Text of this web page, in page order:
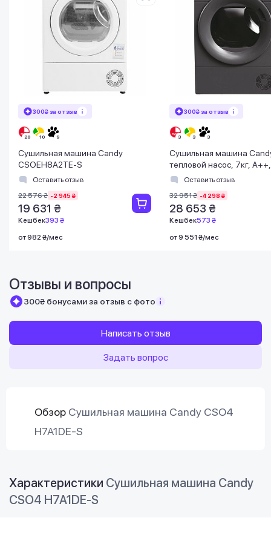
300₴ за отзыв
Сушильная машина Candy
CSOEH8A2TE-S
Оставить отзыв
22 576 ₴ -2 945 ₴
19 631 ₴
Кешбек393 ₴
от 982 ₴/мес
300₴ за отзыв
Сушильная машина
тепловой насос, 7кг, A++,
48,6см, дисплей, Wi-Fi,
Оставить отзыв
32 951 ₴ -4 298 ₴
28 653 ₴
Кешбек573 ₴
от 9 551 ₴/мес
Отзывы и вопросы
300₴ бонусами за отзыв с фото
Написать отзыв
Задать вопрос
Обзор Сушильная машина Candy CSO4
H7A1DE-S
Характеристики Сушильная машина Candy
CSO4 H7A1DE-S